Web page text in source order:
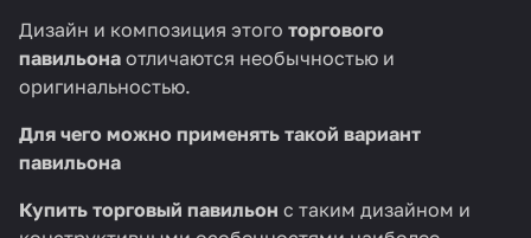
Дизайн и композиция этого торгового
павильона отличаются необычностью и
оригинальностью.
Для чего можно применять такой вариант
павильона
Купить торговый павильон с таким дизайном и